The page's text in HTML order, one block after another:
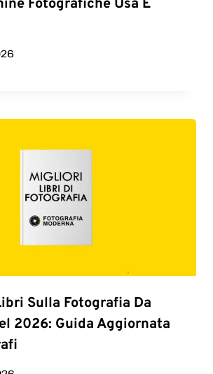
Fotografiche Usa E
Sulla Fotografia Da
2026: Guida Aggiornata